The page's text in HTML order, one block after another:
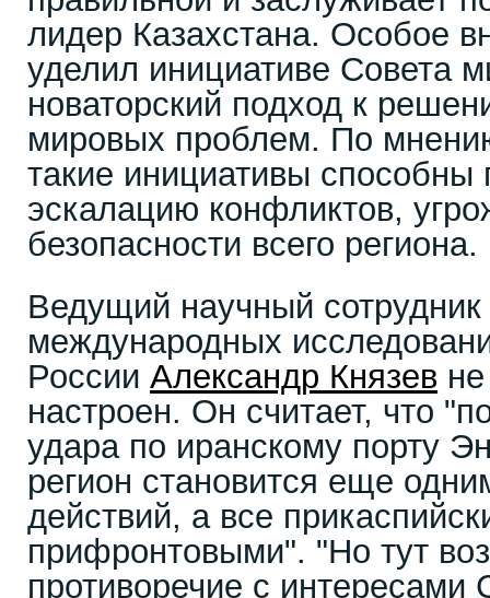
лидер Казахстана. Особое
уделил инициативе Совета
новаторский подход к
мировых проблем. По
такие инициативы способны
эскалацию конфликтов,
безопасности всего региона.
Ведущий научный сотрудник
международных
России Александр Князев
настроен. Он считает, что
удара по иранскому порту
регион становится еще
действий, а все
прифронтовыми". "Но тут
противоречие с